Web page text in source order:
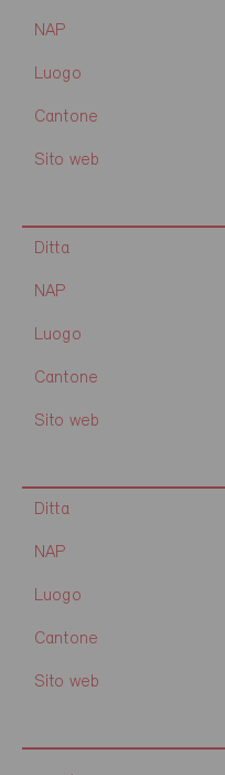
NAP
Luogo
Cantone
Sito web
Ditta
NAP
Luogo
Cantone
Sito web
Ditta
NAP
Luogo
Cantone
Sito web